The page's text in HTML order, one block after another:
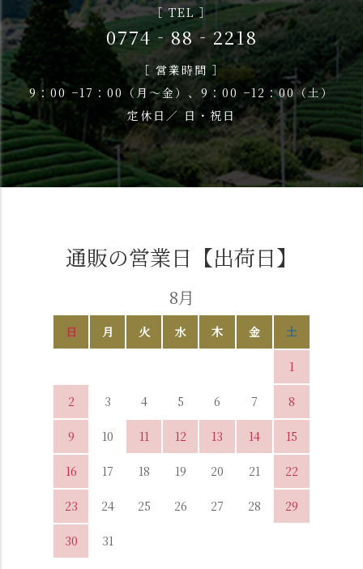
［ TEL ］
0774‐88‐2218
［ 営業時間 ］
9：00 −17：00（月〜金）、9：00 −12：00（土）
定休日／ 日・祝日
通販の営業日【出荷日】
8月
日 月 火 水 木 金 土
1
2 3 4 5 6 7 8
9 10 11 12 13 14 15
16 17 18 19 20 21 22
23 24 25 26 27 28 29
30 31